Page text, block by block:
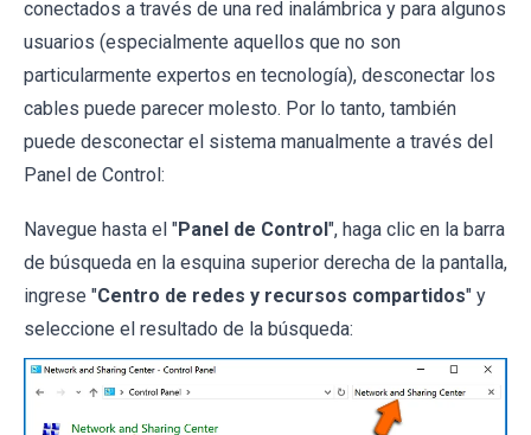
conectados a través de una red inalámbrica y para algunos
usuarios (especialmente aquellos que no son
particularmente expertos en tecnología), desconectar los
cables puede parecer molesto. Por lo tanto, también
puede desconectar el sistema manualmente a través del
Panel de Control:
Navegue hasta el "Panel de Control", haga clic en la barra
de búsqueda en la esquina superior derecha de la pantalla,
ingrese "Centro de redes y recursos compartidos" y
seleccione el resultado de la búsqueda: